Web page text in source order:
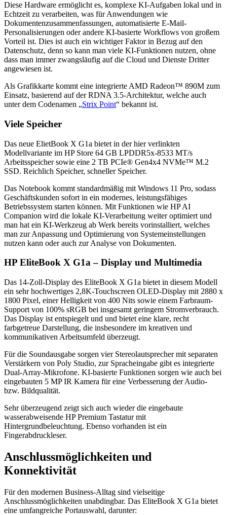
Diese Hardware ermöglicht es, komplexe KI-Aufgaben lokal und in
Echtzeit zu verarbeiten, was für Anwendungen wie
Dokumentenzusammenfassungen, automatisierte E‑Mail-
Personalisierungen oder andere KI-basierte Workflows von großem
Vorteil ist. Dies ist auch ein wichtiger Faktor in Bezug auf den
Datenschutz, denn so kann man viele KI-Funktionen nutzen, ohne
dass man immer zwangsläufig auf die Cloud und Dienste Dritter
angewiesen ist.
Als Grafikkarte kommt eine integrierte AMD Radeon™ 890M zum
Einsatz, basierend auf der RDNA 3.5‑Architektur, welche auch
unter dem Codenamen „Strix Point“ bekannt ist.
Viele Speicher
Das neue ElietBook X G1a bietet in der hier verlinkten
Modellvariante im HP Store 64 GB LPDDR5x-8533 MT/s
Arbeitsspeicher sowie eine 2 TB PCIe® Gen4x4 NVMe™ M.2
SSD. Reichlich Speicher, schneller Speicher.
Das Notebook kommt standardmäßig mit Windows 11 Pro, sodass
Geschäftskunden sofort in ein modernes, leistungsfähiges
Betriebssystem starten können. Mit Funktionen wie HP AI
Companion wird die lokale KI-Verarbeitung weiter optimiert und
man hat ein KI-Werkzeug ab Werk bereits vorinstalliert, welches
man zur Anpassung und Optimierung von Systemeinstellungen
nutzen kann oder auch zur Analyse von Dokumenten.
HP EliteBook X G1a – Display und Multimedia
Das 14‑Zoll-Display des EliteBook X G1a bietet in diesem Modell
ein sehr hochwertiges 2,8K-Touchscreen OLED-Display mit 2880 x
1800 Pixel, einer Helligkeit von 400 Nits sowie einem Farbraum-
Support von 100% sRGB bei insgesamt geringem Stromverbrauch.
Das Display ist entspiegelt und und bietet eine klare, recht
farbgetreue Darstellung, die insbesondere im kreativen und
kommunikativen Arbeitsumfeld überzeugt.
Für die Soundausgabe sorgen vier Stereolautsprecher mit separaten
Verstärkern von Poly Studio, zur Spracheingabe gibt es integrierte
Dual-Array-Mikrofone. KI-basierte Funktionen sorgen wie auch bei
eingebauten 5 MP IR Kamera für eine Verbesserung der Audio-
bzw. Bildqualität.
Sehr überzeugend zeigt sich auch wieder die eingebaute
wasserabweisende HP Premium Tastatur mit
Hintergrundbeleuchtung. Ebenso vorhanden ist ein
Fingerabdruckleser.
Anschlussmöglichkeiten und
Konnektivität
Für den modernen Business-Alltag sind vielseitige
Anschlussmöglichkeiten unabdingbar. Das EliteBook X G1a bietet
eine umfangreiche Portauswahl, darunter: